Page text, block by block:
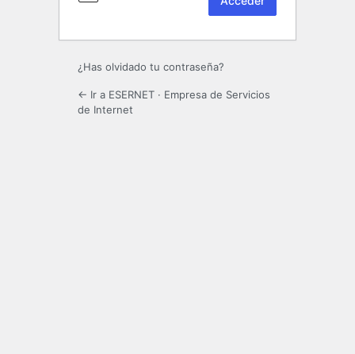
¿Has olvidado tu contraseña?
← Ir a ESERNET · Empresa de Servicios
de Internet